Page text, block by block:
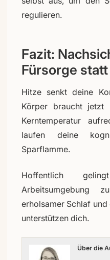
regulieren.
Fazit:
Fürsorge
Hitze senkt deine
Körper braucht jetzt
Kerntemperatur
laufen deine
Sparflamme.
Hoffentlich
Arbeitsumgebung
erholsamer Schlaf
unterstützen dich.
Über die